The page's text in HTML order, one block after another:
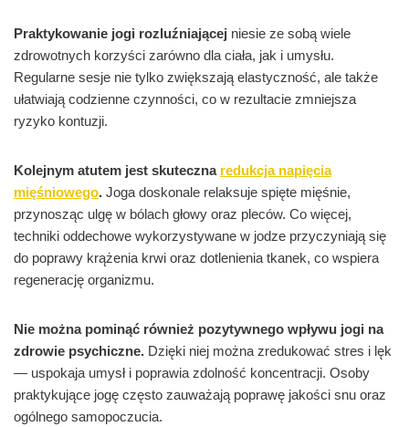
Praktykowanie jogi rozluźniającej niesie ze sobą wiele
zdrowotnych korzyści zarówno dla ciała, jak i umysłu.
Regularne sesje nie tylko zwiększają elastyczność, ale także
ułatwiają codzienne czynności, co w rezultacie zmniejsza
ryzyko kontuzji.
Kolejnym atutem jest skuteczna redukcja napięcia
mięśniowego. Joga doskonale relaksuje spięte mięśnie,
przynosząc ulgę w bólach głowy oraz pleców. Co więcej,
techniki oddechowe wykorzystywane w jodze przyczyniają się
do poprawy krążenia krwi oraz dotlenienia tkanek, co wspiera
regenerację organizmu.
Nie można pominąć również pozytywnego wpływu jogi na
zdrowie psychiczne. Dzięki niej można zredukować stres i lęk
— uspokaja umysł i poprawia zdolność koncentracji. Osoby
praktykujące jogę często zauważają poprawę jakości snu oraz
ogólnego samopoczucia.